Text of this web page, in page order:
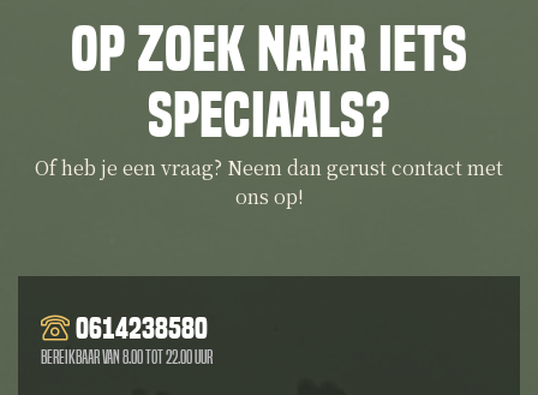
Op zoek naar iets
speciaals?
Of heb je een vraag? Neem dan gerust contact met
ons op!
0614238580
Bereikbaar van 8.00 tot 22.00 uur